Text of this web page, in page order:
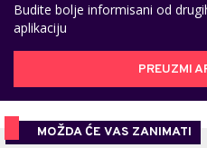
Budite bolje informisani od
aplikaciju
PREUZMI
MOŽDA ĆE VAS ZANIMATI